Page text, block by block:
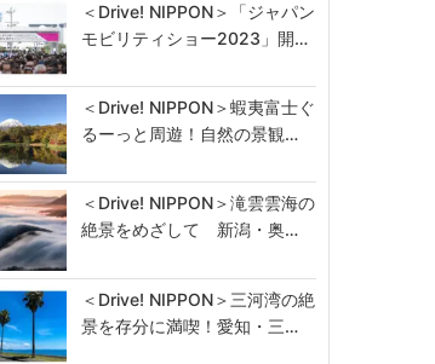
＜Drive! NIPPON＞「ジャパン
モビリティショー2023」開…
＜Drive! NIPPON＞蝦夷富士ぐ
るーっと周遊！自然の景観…
＜Drive! NIPPON＞滝雲雲海の
絶景をめざして 新潟・奥…
＜Drive! NIPPON＞三河湾の絶
景を存分に満喫！愛知・三…